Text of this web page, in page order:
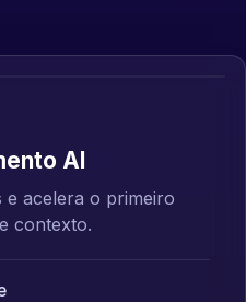
AI
e acelera o primeiro
contexto.